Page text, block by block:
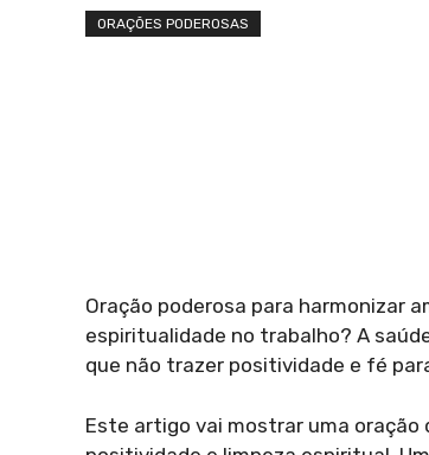
ORAÇÕES PODEROSAS
Oração poderosa para harmonizar
espiritualidade no trabalho? A
que não trazer positividade e fé
Este artigo vai mostrar uma oração